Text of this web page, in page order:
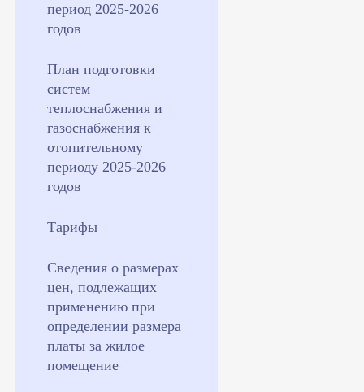
период 2025-2026
годов
План подготовки
систем
теплоснабжения и
газоснабжения к
отопительному
периоду 2025-2026
годов
Тарифы
Сведения о размерах
цен, подлежащих
применению при
определении размера
платы за жилое
помещение